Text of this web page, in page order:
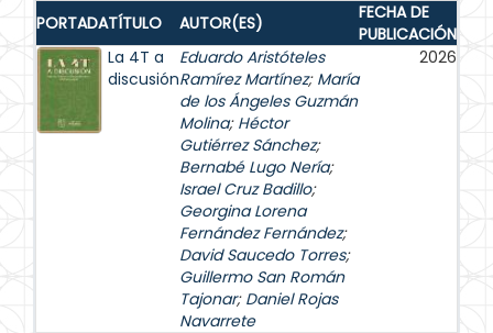
PORTADATÍTULO AUTOR(ES)
FECHA DE
PUBLICACIÓN
La 4T a
discusión
Eduardo Aristóteles
Ramírez Martínez; María
de los Ángeles Guzmán
Molina; Héctor
Gutiérrez Sánchez;
Bernabé Lugo Nería;
Israel Cruz Badillo;
Georgina Lorena
Fernández Fernández;
David Saucedo Torres;
Guillermo San Román
Tajonar; Daniel Rojas
Navarrete
2026